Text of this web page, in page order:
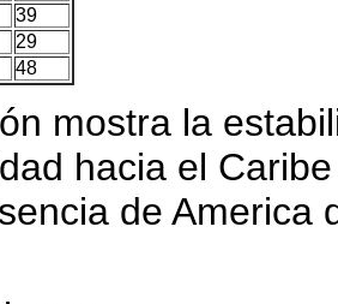
39
29
48
mostra la
hacia el
de America